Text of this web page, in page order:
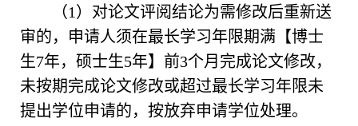
（1）对论文评阅结论为需修改后重新送
审的，申请人须在最长学习年限期满【博士
生7年，硕士生5年】前3个月完成论文修改，
未按期完成论文修改或超过最长学习年限未
提出学位申请的，按放弃申请学位处理。